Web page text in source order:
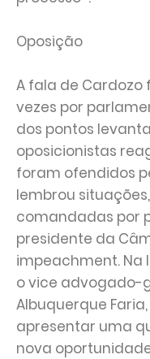
Oposição
A fala de
vezes por
dos pontos
oposicionistas
foram ofendidos
lembrou
comandadas por
presidente da
impeachment. Na
o vice advogado-
Albuquerque
apresentar uma
nova